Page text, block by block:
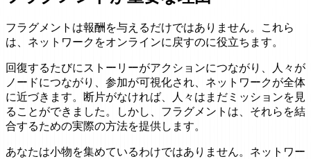
フラグメントは報酬を与えるだけではありません。これら
は、ネットワークをオンラインに戻すのに役立ちます。
回復するたびにストーリーがアクションにつながり、人々が
ノードにつながり、参加が可視化され、ネットワークが全体
に近づきます。断片がなければ、人々はまだミッションを見
ることができました。しかし、フラグメントは、それらを結
合するための実際の方法を提供します。
あなたは小物を集めているわけではありません。ネットワー